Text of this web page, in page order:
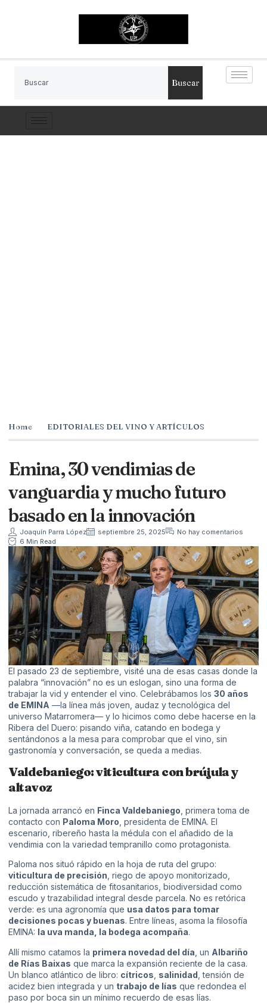
Buscar
Home EDITORIALES DEL VINO Y ARTÍCULOS
Emina, 30 vendimias de
vanguardia y mucho futuro
basado en la innovación
Joaquín Parra López septiembre 25, 2025
No hay comentarios
6 Min Read
El pasado 23 de septiembre, visité una de esas casas donde la
palabra “innovación” no es un eslogan, sino una forma de
trabajar la vid y entender el vino. Celebrábamos los 30 años
de EMINA —la línea más joven, audaz y tecnológica del
universo Matarromera— y lo hicimos como debe hacerse en la
Ribera del Duero: pisando viña, catando en bodega y
sentándonos a la mesa para comprobar que el vino, sin
gastronomía y conversación, se queda a medias.
Valdebaniego: viticultura con brújula y
altavoz
La jornada arrancó en Finca Valdebaniego , primera toma de
contacto con Paloma Moro , presidenta de EMINA. El
escenario, ribereño hasta la médula con el añadido de la
vendimia con la variedad tempranillo como protagonista.
Paloma nos situó rápido en la hoja de ruta del grupo:
viticultura de precisión, riego de apoyo monitorizado,
reducción sistemática de fitosanitarios, biodiversidad como
escudo y trazabilidad integral desde parcela. No es retórica
verde: es una agronomía que usa datos para tomar
decisiones pocas y buenas. Entre líneas, asoma la filosofía
EMINA: la uva manda, la bodega acompaña.
Allí mismo catamos la primera novedad del día , un Albariño
de Rías Baixas que marca la expansión reciente de la casa.
Un blanco atlántico de libro: cítricos salinidad , tensión de
acidez bien integrada y un trabajo de lías que redondea el
paso por boca sin un mínimo recuerdo de esas lías.